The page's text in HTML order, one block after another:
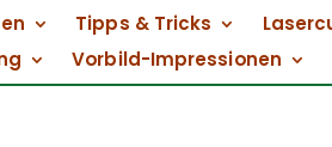
Tipps & Tricks
Vorbild-Impressionen